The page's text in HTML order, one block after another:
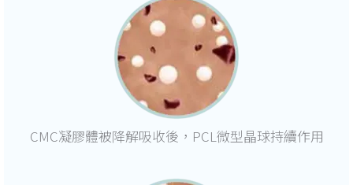
CMC凝膠體被降解吸收後，PCL微型晶球持續作用